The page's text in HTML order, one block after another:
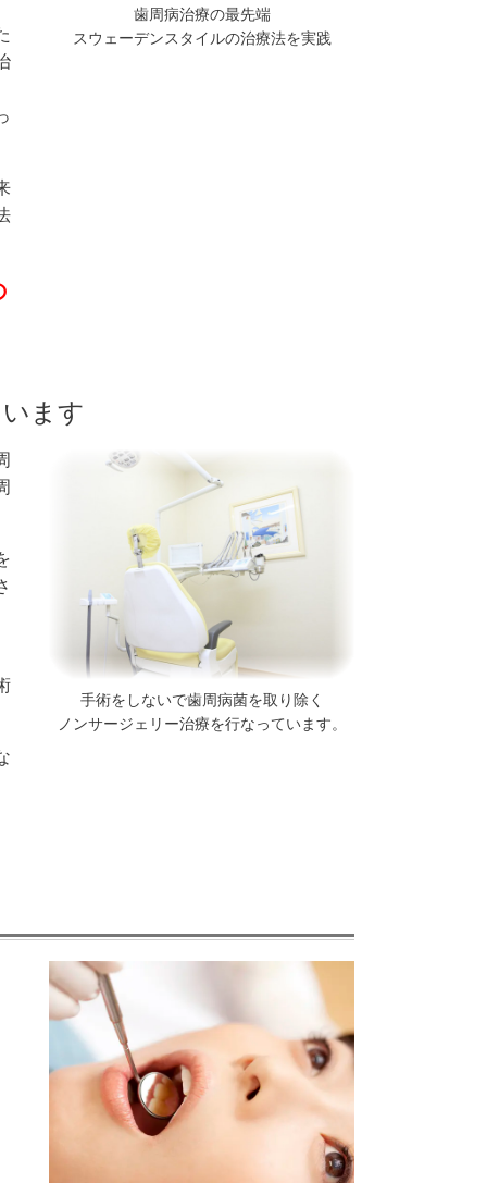
歯周病治療の最先端
スウェーデンスタイルの治療法を実践
ます
手術をしないで歯周病菌を取り除く
ノンサージェリー治療を行なっています。